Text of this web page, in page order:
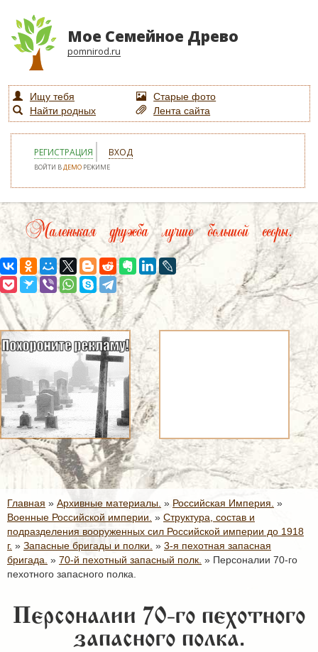
Мое Семейное Древо
pomnirod.ru
Ищу тебя
Старые фото
Найти родных
Лента сайта
РЕГИСТРАЦИЯ ВХОД
ВОЙТИ ВДЕМО РЕЖИМЕ
Маленькая дружба лучше большой ссоры.
Главная » Архивные материалы. » Российская Империя. »
Военные Российской империи. » Структура, состав и
подразделения вооруженных сил Российской империи до 1918
г. » Запасные бригады и полки. » 3-я пехотная запасная
бригада. » 70-й пехотный запасный полк. » Персоналии 70-го
пехотного запасного полка.
Персоналии 70-го пехотного
запасного полка.